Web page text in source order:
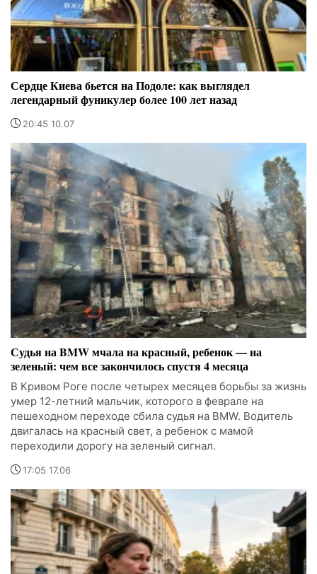
Сердце Киева бьется на Подоле: как выглядел
легендарный фуникулер более 100 лет назад
20:45 10.07
Судья на BMW мчала на красный, ребенок — на
зеленый: чем все закончилось спустя 4 месяца
В Кривом Роге после четырех месяцев борьбы за жизнь
умер 12-летний мальчик, которого в феврале на
пешеходном переходе сбила судья на BMW. Водитель
двигалась на красный свет, а ребенок с мамой
переходили дорогу на зеленый сигнал.
17:05 17.06